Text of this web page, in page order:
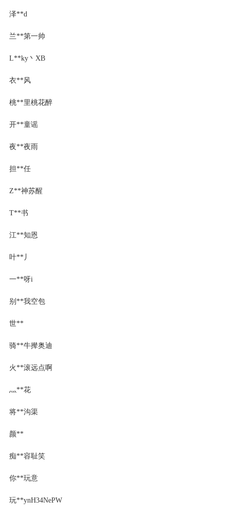
泽**d
兰**第一帅
L**ky丶XB
衣**风
桃**里桃花醉
开**童谣
夜**夜雨
担**任
Z**神苏醒
T**书
江**知恩
叶**丿
一**呀i
别**我空包
世**
骑**牛撵奥迪
火**滚远点啊
灬**花
将**沟渠
颜**
痴**容耻笑
你**玩意
玩**ynH34NePW